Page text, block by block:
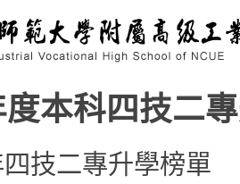
本科四技二
技二專升學榜單